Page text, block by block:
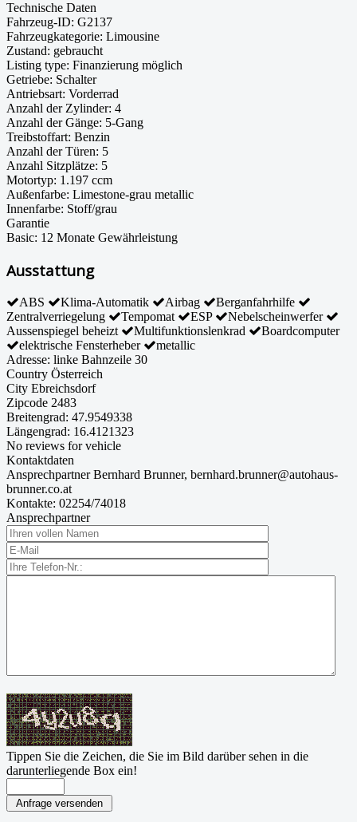
Technische Daten
Fahrzeug-ID: G2137
Fahrzeugkategorie: Limousine
Zustand: gebraucht
Listing type: Finanzierung möglich
Getriebe: Schalter
Antriebsart: Vorderrad
Anzahl der Zylinder: 4
Anzahl der Gänge: 5-Gang
Treibstoffart: Benzin
Anzahl der Türen: 5
Anzahl Sitzplätze: 5
Motortyp: 1.197 ccm
Außenfarbe: Limestone-grau metallic
Innenfarbe: Stoff/grau
Garantie
Basic: 12 Monate Gewährleistung
Ausstattung
ABS Klima-Automatik Airbag
Berganfahrhilfe
Zentralverriegelung
Tempomat ESP
Nebelscheinwerfer
Aussenspiegel beheizt
Multifunktionslenkrad
Boardcomputer
elektrische Fensterheber
metallic
Adresse: linke Bahnzeile 30
Country Österreich
City Ebreichsdorf
Zipcode 2483
Breitengrad: 47.9549338
Längengrad: 16.4121323
No reviews for vehicle
Kontaktdaten
Ansprechpartner Bernhard Brunner, bernhard.brunner@autohaus-
brunner.co.at
Kontakte: 02254/74018
Ansprechpartner
Tippen Sie die Zeichen, die Sie im Bild darüber sehen in die
darunterliegende Box ein!